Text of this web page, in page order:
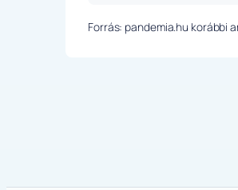
Forrás: pandemia.hu korábbi